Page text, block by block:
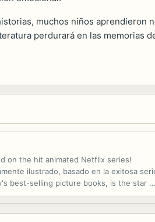
muchos niños aprendieron
perdurará en las memorias
on the hit animated Netflix series!
ilustrado, basado en la exitosa
best-selling picture books, is the star of